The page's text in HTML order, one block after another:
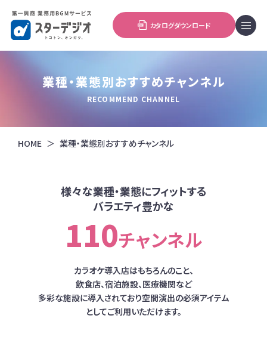
カタログダウンロード
業種・業態別おすすめチャンネル
RECOMMEND CHANNEL
HOME 業種・業態別おすすめチャンネル
様々な業種・業態にフィットする
バラエティ豊かな
110チャンネル
カラオケ導入店はもちろんのこと、
飲食店、宿泊施設、医療機関など
多彩な施設に導入されており空間演出の必須アイテム
としてご利用いただけます。